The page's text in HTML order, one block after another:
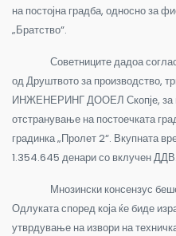
на постојна градба, односно за
„Братство“.
Советниците дадоа
од Друштвото за производство,
ИНЖЕНЕРИНГ ДООЕЛ Скопје, за
отстранување на постоечката
градинка „Пролет 2“. Вкупната
1.354.645 денари со вклучен ДДВ.
Мнозински консензус беше
Одлуката според која ќе биде
утврдување на извори на